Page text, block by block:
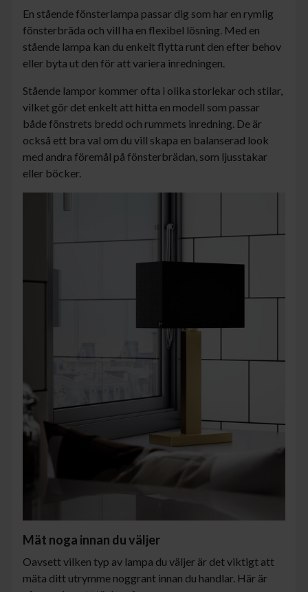
En stående fönsterlampa passar dig som har en rymlig
fönsterbräda och vill ha en flexibel lösning. Med en
stående lampa kan du enkelt flytta runt den efter behov
eller byta ut den för att variera inredningen.
Stående lampor kommer ofta i olika storlekar och stilar,
vilket gör det enkelt att hitta en modell som passar
både fönstrets bredd och rummets inredning. De är
också ett bra val om du vill skapa en balanserad look
med andra föremål på fönsterbrädan, som ljusstakar
eller böcker.
Mät noga innan du väljer
Oavsett vilken typ av lampa du väljer är det viktigt att
mäta ditt utrymme noggrant innan du handlar. Här är